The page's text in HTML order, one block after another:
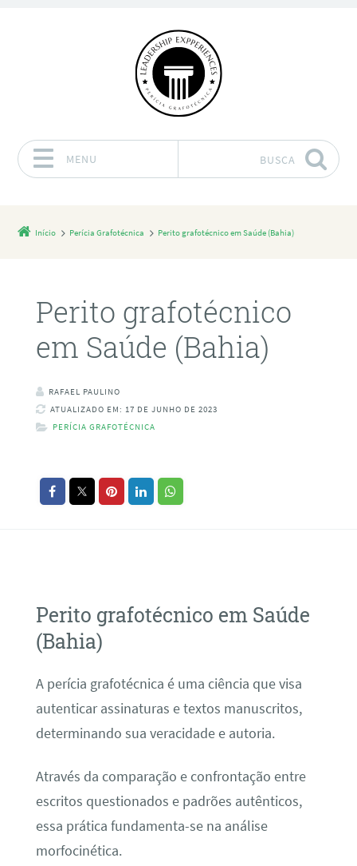
MENU BUSCA
Início Perícia Grafotécnica Perito grafotécnico em Saúde (Bahia)
Perito grafotécnico
em Saúde (Bahia)
RAFAEL PAULINO
ATUALIZADO EM: 17 DE JUNHO DE 2023
PERÍCIA GRAFOTÉCNICA
Perito grafotécnico em Saúde
(Bahia)
A perícia grafotécnica é uma ciência que visa
autenticar assinaturas e textos manuscritos,
determinando sua veracidade e autoria.
Através da comparação e confrontação entre
escritos questionados e padrões autênticos,
essa prática fundamenta-se na análise
morfocinética.